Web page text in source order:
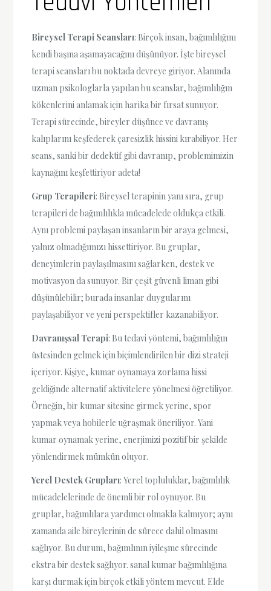
Bireysel Terapi Seansları: Birçok insan, bağımlılığını
kendi başına aşamayacağını düşünüyor. İşte bireysel
terapi seansları bu noktada devreye giriyor. Alanında
uzman psikologlarla yapılan bu seanslar, bağımlılığın
kökenlerini anlamak için harika bir fırsat sunuyor.
Terapi sürecinde, bireyler düşünce ve davranış
kalıplarını keşfederek çaresizlik hissini kırabiliyor. Her
seans, sanki bir dedektif gibi davranıp, problemimizin
kaynağını keşfettiriyor adeta!
Grup Terapileri: Bireysel terapinin yanı sıra, grup
terapileri de bağımlılıkla mücadelede oldukça etkili.
Aynı problemi paylaşan insanların bir araya gelmesi,
yalnız olmadığımızı hissettiriyor. Bu gruplar,
deneyimlerin paylaşılmasını sağlarken, destek ve
motivasyon da sunuyor. Bir çeşit güvenli liman gibi
düşünülebilir; burada insanlar duygularını
paylaşabiliyor ve yeni perspektifler kazanabiliyor.
Davranışsal Terapi: Bu tedavi yöntemi, bağımlılığın
üstesinden gelmek için biçimlendirilen bir dizi strateji
içeriyor. Kişiye, kumar oynamaya zorlama hissi
geldiğinde alternatif aktivitelere yönelmesi öğretiliyor.
Örneğin, bir kumar sitesine girmek yerine, spor
yapmak veya hobilerle uğraşmak öneriliyor. Yani
kumar oynamak yerine, enerjimizi pozitif bir şekilde
yönlendirmek mümkün oluyor.
Yerel Destek Grupları: Yerel topluluklar, bağımlılık
mücadelelerinde de önemli bir rol oynuyor. Bu
gruplar, bağımlılara yardımcı olmakla kalmıyor; aynı
zamanda aile bireylerinin de sürece dahil olmasını
sağlıyor. Bu durum, bağımlının iyileşme sürecinde
ekstra bir destek sağlıyor. sanal kumar bağımlılığına
karşı durmak için birçok etkili yöntem mevcut. Elde